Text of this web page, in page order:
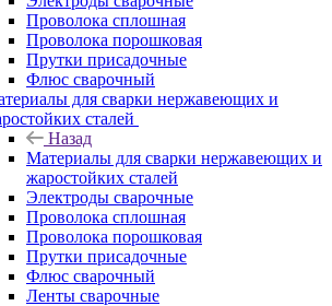
Проволока сплошная
Проволока порошковая
Прутки присадочные
Флюс сварочный
для сварки нержавеющих и
сталей
Назад
Материалы для сварки нержавеющих и
жаростойких сталей
Электроды сварочные
Проволока сплошная
Проволока порошковая
Прутки присадочные
Флюс сварочный
Ленты сварочные